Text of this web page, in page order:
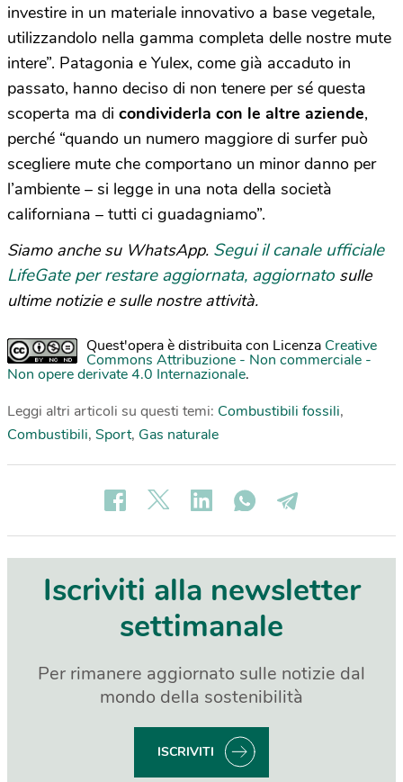
investire in un materiale innovativo a base vegetale,
utilizzandolo nella gamma completa delle nostre mute
intere”. Patagonia e Yulex, come già accaduto in
passato, hanno deciso di non tenere per sé questa
scoperta ma di condividerla con le altre aziende,
perché “quando un numero maggiore di surfer può
scegliere mute che comportano un minor danno per
l’ambiente – si legge in una nota della società
californiana – tutti ci guadagniamo”.
Siamo anche su WhatsApp. Segui il canale ufficiale
LifeGate per restare aggiornata, aggiornato sulle
ultime notizie e sulle nostre attività.
Quest'opera è distribuita con Licenza Creative
Commons Attribuzione - Non commerciale -
Non opere derivate 4.0 Internazionale.
Leggi altri articoli su questi temi: Combustibili fossili,
Combustibili, Sport, Gas naturale
Iscriviti alla newsletter
settimanale
Per rimanere aggiornato sulle notizie dal
mondo della sostenibilità
ISCRIVITI